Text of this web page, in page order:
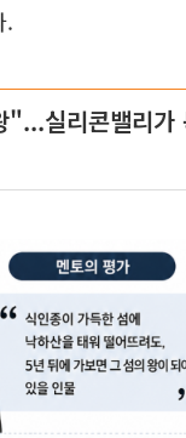
.
실리콘밸리가